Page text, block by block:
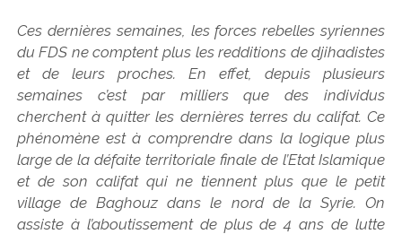
Ces dernières semaines, les forces rebelles syriennes
du FDS ne comptent plus les redditions de djihadistes
et de leurs proches. En effet, depuis plusieurs
semaines c’est par milliers que des individus
cherchent à quitter les dernières terres du califat. Ce
phénomène est à comprendre dans la logique plus
large de la défaite territoriale finale de l’Etat Islamique
et de son califat qui ne tiennent plus que le petit
village de Baghouz dans le nord de la Syrie. On
assiste à l’aboutissement de plus de 4 ans de lutte